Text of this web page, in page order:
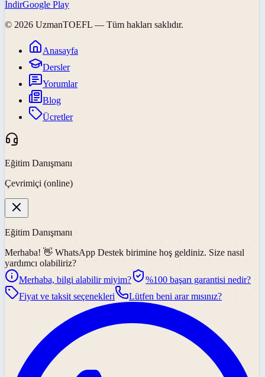
İndirGoogle Play
© 2026 UzmanTOEFL — Tüm hakları saklıdır.
Anasayfa
Dersler
Yorumlar
Blog
Ücretler
Eğitim Danışmanı
Çevrimiçi (online)
Eğitim Danışmanı
Merhaba! 👋 WhatsApp Destek birimine hoş geldiniz. Size nasıl
yardımcı olabiliriz?
Merhaba, bilgi alabilir miyim?
%100 başarı garantisi nedir?
Fiyat ve taksit seçenekleri
Lütfen beni arar mısınız?